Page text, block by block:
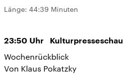
Länge: 44:39 Minuten
23:50 Uhr Kulturpresseschau
Wochenrückblick
Von Klaus Pokatzky